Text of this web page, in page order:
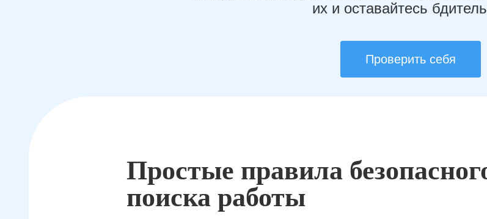
их и оставайтесь
Проверить себя
Простые правила
поиска работы